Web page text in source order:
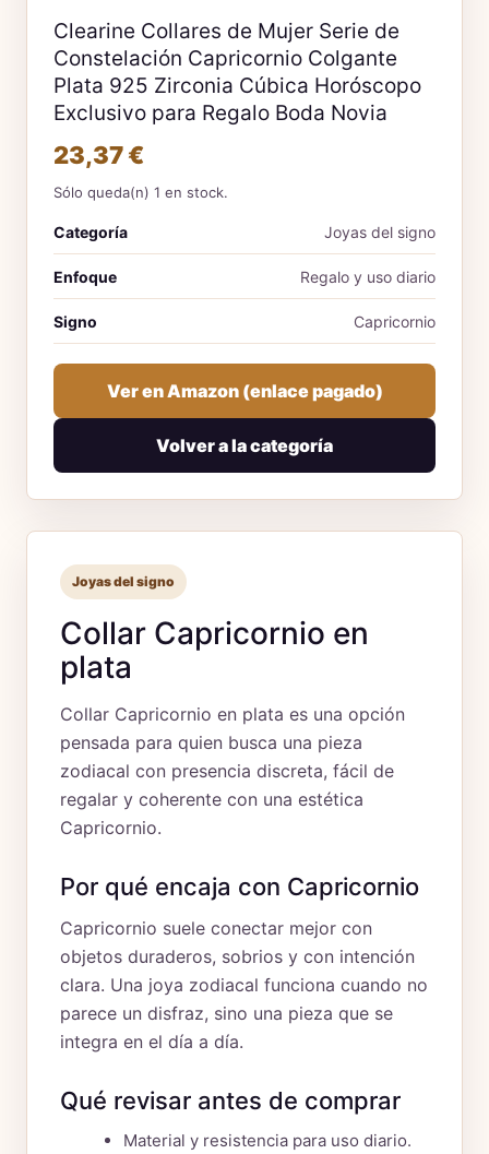
Clearine Collares de Mujer Serie de
Constelación Capricornio Colgante
Plata 925 Zirconia Cúbica Horóscopo
Exclusivo para Regalo Boda Novia
23,37 €
Sólo queda(n) 1 en stock.
Categoría Joyas del signo
Enfoque Regalo y uso diario
Signo Capricornio
Ver en Amazon (enlace pagado)
Volver a la categoría
Joyas del signo
Collar Capricornio en
plata
Collar Capricornio en plata es una opción
pensada para quien busca una pieza
zodiacal con presencia discreta, fácil de
regalar y coherente con una estética
Capricornio.
Por qué encaja con Capricornio
Capricornio suele conectar mejor con
objetos duraderos, sobrios y con intención
clara. Una joya zodiacal funciona cuando no
parece un disfraz, sino una pieza que se
integra en el día a día.
Qué revisar antes de comprar
Material y resistencia para uso diario.